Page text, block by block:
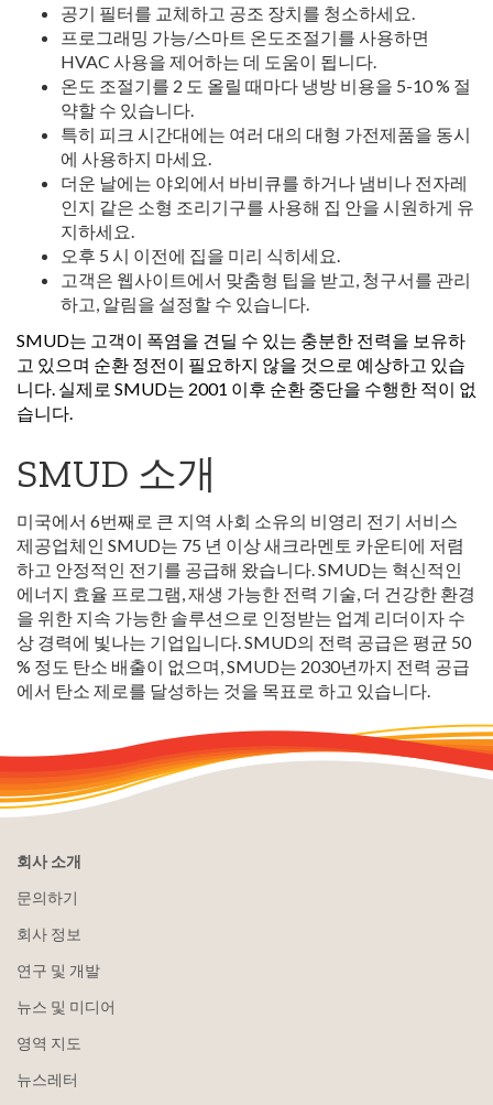
공기 필터를 교체하고 공조 장치를 청소하세요.
프로그래밍 가능/스마트 온도조절기를 사용하면
HVAC 사용을 제어하는 데 도움이 됩니다.
온도 조절기를 2 도 올릴 때마다 냉방 비용을 5-10 % 절
약할 수 있습니다.
특히 피크 시간대에는 여러 대의 대형 가전제품을 동시
에 사용하지 마세요.
더운 날에는 야외에서 바비큐를 하거나 냄비나 전자레
인지 같은 소형 조리기구를 사용해 집 안을 시원하게 유
지하세요.
오후 5 시 이전에 집을 미리 식히세요.
고객은 웹사이트에서 맞춤형 팁을 받고, 청구서를 관리
하고, 알림을 설정할 수 있습니다.
SMUD는 고객이 폭염을 견딜 수 있는 충분한 전력을 보유하
고 있으며 순환 정전이 필요하지 않을 것으로 예상하고 있습
니다. 실제로 SMUD는 2001 이후 순환 중단을 수행한 적이 없
습니다.
SMUD 소개
미국에서 6번째로 큰 지역 사회 소유의 비영리 전기 서비스
제공업체인 SMUD는 75 년 이상 새크라멘토 카운티에 저렴
하고 안정적인 전기를 공급해 왔습니다. SMUD는 혁신적인
에너지 효율 프로그램, 재생 가능한 전력 기술, 더 건강한 환경
을 위한 지속 가능한 솔루션으로 인정받는 업계 리더이자 수
상 경력에 빛나는 기업입니다. SMUD의 전력 공급은 평균 50
% 정도 탄소 배출이 없으며, SMUD는 2030년까지 전력 공급
에서 탄소 제로를 달성하는 것을 목표로 하고 있습니다.
회사 소개
문의하기
회사 정보
연구 및 개발
뉴스 및 미디어
영역 지도
뉴스레터